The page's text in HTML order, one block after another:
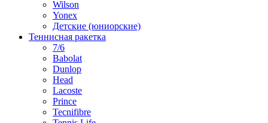
Wilson
Yonex
Детские (юниорские)
Теннисная ракетка
7/6
Babolat
Dunlop
Head
Lacoste
Prince
Tecnifibre